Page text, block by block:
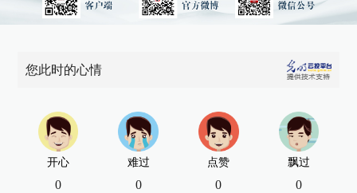
您此时的心情
开心
0
难过
0
点赞
0
飘过
0